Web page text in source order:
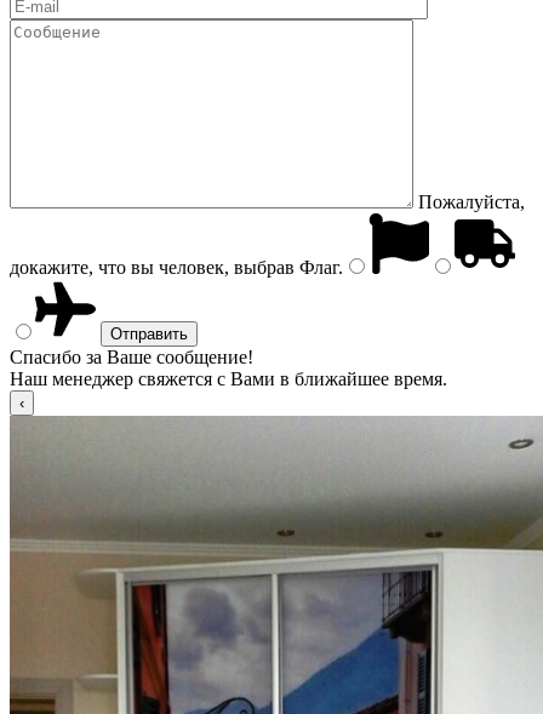
Пожалуйста,
докажите, что вы человек, выбрав Флаг.
Спасибо за Ваше сообщение!
Наш менеджер свяжется с Вами в ближайшее время.